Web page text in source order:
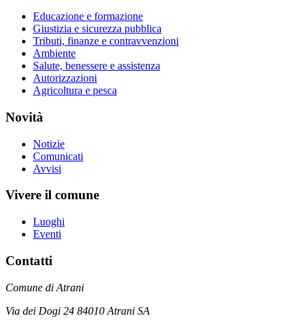
Educazione e formazione
Giustizia e sicurezza pubblica
Tributi, finanze e contravvenzioni
Ambiente
Salute, benessere e assistenza
Autorizzazioni
Agricoltura e pesca
Novità
Notizie
Comunicati
Avvisi
Vivere il comune
Luoghi
Eventi
Contatti
Comune di Atrani
Via dei Dogi 24 84010 Atrani SA